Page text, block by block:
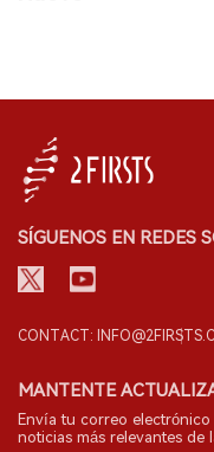
SÍGUENOS EN REDES
CONTACT:
MANTENTE
Envía tu correo
noticias más relevantes de